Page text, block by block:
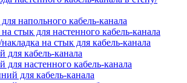
напольного кабель-канала
стык для настенного кабель-канала
на стык для кабель-канала
для кабель-канала
настенного кабель-канала
для кабель-канала